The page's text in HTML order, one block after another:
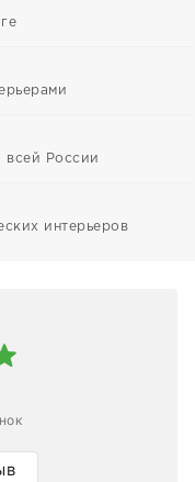
всей России
интерьеров